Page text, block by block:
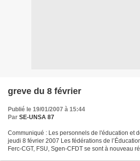
greve du 8 février
Publié le 19/01/2007 à 15:44
Par SE-UNSA 87
Communiqué : Les personnels de l'éducation et
jeudi 8 février 2007 Les fédérations de
Ferc-CGT, FSU, Sgen-CFDT se sont à nouveau